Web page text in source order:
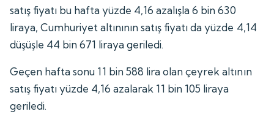
satış fiyatı bu hafta yüzde 4,16 azalışla 6 bin 630
liraya, Cumhuriyet altınının satış fiyatı da yüzde 4,14
düşüşle 44 bin 671 liraya geriledi.
Geçen hafta sonu 11 bin 588 lira olan çeyrek altının
satış fiyatı yüzde 4,16 azalarak 11 bin 105 liraya
geriledi.